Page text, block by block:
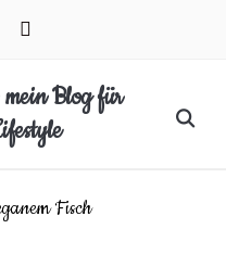
youtube
Search
Fisch